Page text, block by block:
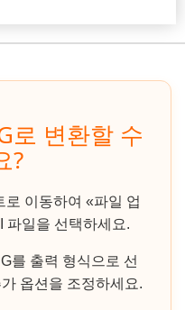
로 변환할 수
?
로 이동하여 «파일 업
파일을 선택하세요.
를 출력 형식으로 선
옵션을 조정하세요.